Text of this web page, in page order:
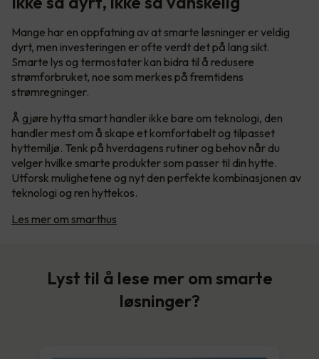
Mange har en oppfatning av at smarte løsninger er veldig
dyrt, men investeringen er ofte verdt det på lang sikt.
Smarte lys og termostater kan bidra til å redusere
strømforbruket, noe som merkes på fremtidens
strømregninger.
Å gjøre hytta smart handler ikke bare om teknologi, den
handler mest om å skape et komfortabelt og tilpasset
hyttemiljø. Tenk på hverdagens rutiner og behov når du
velger hvilke smarte produkter som passer til din hytte.
Utforsk mulighetene og nyt den perfekte kombinasjonen av
teknologi og ren hyttekos.
Les mer om smarthus
Lyst til å lese mer om smarte
løsninger?